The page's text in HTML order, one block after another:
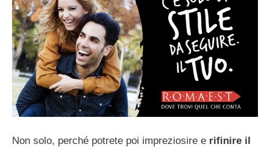
Non solo, perché potrete poi impreziosire e rifinire il